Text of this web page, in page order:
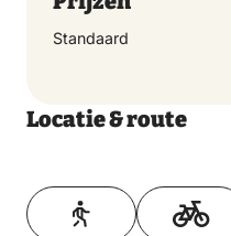
Standaard
Locatie & route